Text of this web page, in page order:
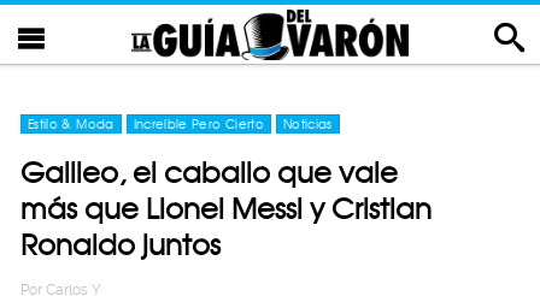
Estilo & Moda Increíble Pero Cierto Noticias
Galileo, el caballo que vale
más que Lionel Messi y Cristian
Ronaldo juntos
Por Carlos Y